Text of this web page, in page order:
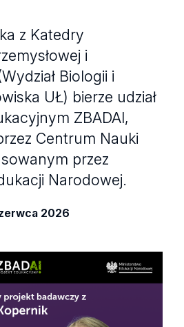
z Katedry
i
Biologii i
UŁ) bierze udział
ZBADAI,
Centrum Nauki
przez
Narodowej.
2026